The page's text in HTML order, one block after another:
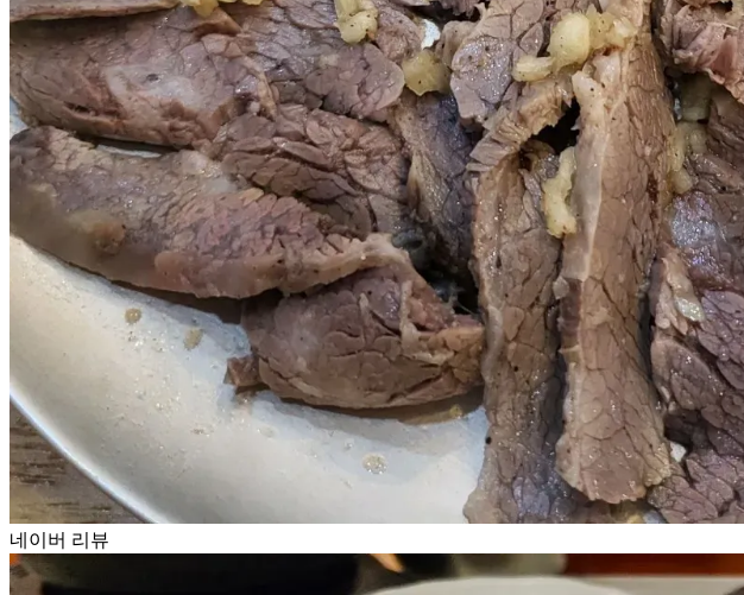
네이버 리뷰